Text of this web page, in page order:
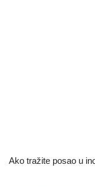
Ako tražite posao u